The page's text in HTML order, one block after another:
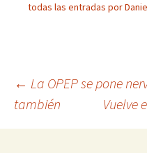
todas las entradas por
Navegación
de
← La OPEP se pone
también
Vuelve